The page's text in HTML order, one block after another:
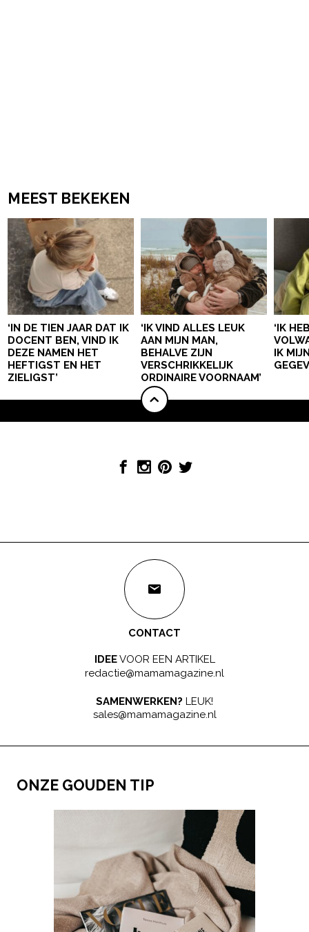
MEEST BEKEKEN
‘IN DE TIEN JAAR DAT IK
DOCENT BEN, VIND IK
DEZE NAMEN HET
HEFTIGST EN HET
ZIELIGST’
‘IK VIND ALLES LEUK
AAN MIJN MAN,
BEHALVE ZIJN
VERSCHRIKKELIJK
ORDINAIRE VOORNAAM’
‘IK
IK
CONTACT
IDEEVOOR EEN ARTIKEL
redactie@mamamagazine.nl
SAMENWERKEN? LEUK!
sales@mamamagazine.nl
ONZE GOUDEN TIP